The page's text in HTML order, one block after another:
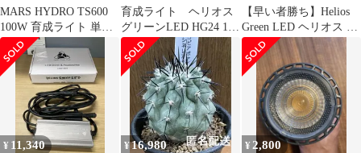
MARS HYDRO TS600
100W 育成ライト 単品
動作確認済 ②
育成ライト ヘリオス
グリーンLED HG24 1
つ 標準と広角レンズ
あり
【早い者勝ち】Helios
Green LED ヘリオス ス
ペシメン
¥ 11,340 ¥16,980 ¥2,800